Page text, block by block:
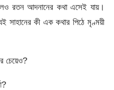
রতন আদনানের কথা এসেই যায়।
সাহানের কী এক কথার পিঠে মৃণ্ময়ী
চেয়েও?